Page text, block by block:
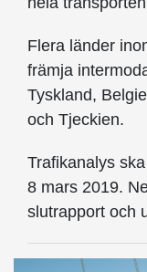
Flera länder
främja
Tyskland,
och Tjeckien.
Trafikanalys
8 mars 2019.
slutrapport och